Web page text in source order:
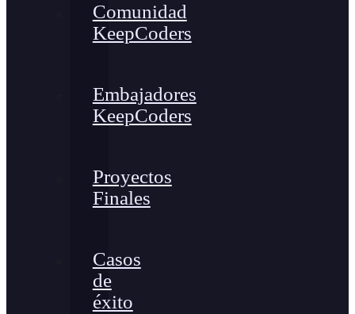
Comunidad
KeepCoders
Embajadores
KeepCoders
Proyectos
Finales
Casos
de
éxito